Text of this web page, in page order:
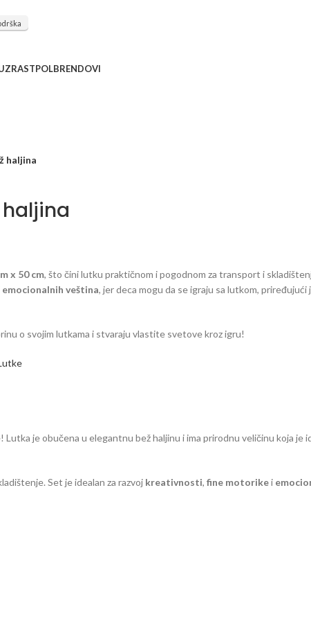
POLBRENDOVI
haljina
haljina
x 50 cm, što čini lutku praktičnom i pogodnom za transport i
emocionalnih veština, jer deca mogu da se igraju sa lutkom,
o svojim lutkama i stvaraju vlastite svetove kroz igru!
je obučena u elegantnu bež haljinu i ima prirodnu veličinu koja je
Set je idealan za razvoj kreativnosti, fine motorikei